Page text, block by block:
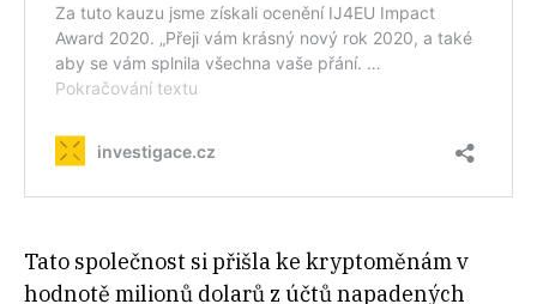
Tato společnost si přišla ke kryptoměnám v
hodnotě milionů dolarů z účtů napadených